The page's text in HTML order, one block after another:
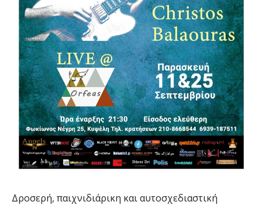
Δροσερή, παιχνιδιάρικη και αυτοσχεδιαστική